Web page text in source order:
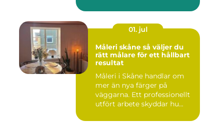
01. jul
Måleri skåne så väljer du
rätt målare för ett hållbart
resultat
Måleri i Skåne handlar om
mer än nya färger på
väggarna. Ett professionellt
utfört arbete skyddar hu...